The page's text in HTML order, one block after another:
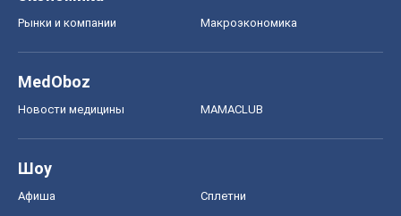
Рынки и компании Mакроэкономика
MedOboz
Новости медицины MAMACLUB
Шоу
Афиша Сплетни